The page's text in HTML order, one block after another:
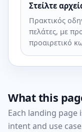
Στείλτε
Πρακτικός
πελάτες, με
προαιρετικό
What this
Each landing
intent and use